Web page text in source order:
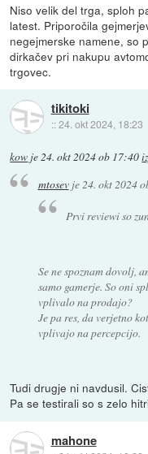
Niso velik del trga, sploh
latest. Priporočila
negejmerske namene, so
dirkačev pri nakupu
trgovec.
tikitoki
::24. okt 2024, 18:23
kow je24. okt 2024 ob 17:40
mtosevje 24. okt 2024
Prvi reviewi so
Se ne spoznam dovolj,
samo gamerje. So oni
vplivalo na prodajo?
Je pa res, da verjetno
vplivajo na percepcijo.
Tudi drugje ni navdusil.
Pa se testirali so s zelo
mahone